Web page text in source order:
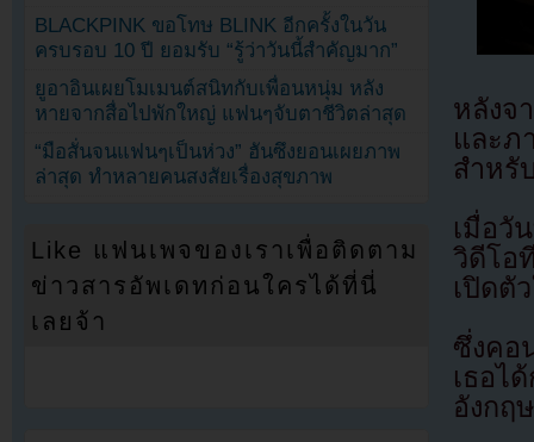
หลังจ
และภ
สำหรั
เมื่อวั
วิดีโอ
เปิดตั
ซึ่งคอ
เธอไ
อังกฤ
BLACKPINK ขอโทษ BLINK อีกครั้งในวัน
ครบรอบ 10 ปี ยอมรับ “รู้ว่าวันนี้สำคัญมาก”
ยูอาอินเผยโมเมนต์สนิทกับเพื่อนหนุ่ม หลัง
หายจากสื่อไปพักใหญ่ แฟนๆจับตาชีวิตล่าสุด
“มือสั่นจนแฟนๆเป็นห่วง” ฮันซึงยอนเผยภาพ
ล่าสุด ทำหลายคนสงสัยเรื่องสุขภาพ
Like แฟนเพจของเราเพื่อติดตาม
ข่าวสารอัพเดทก่อนใครได้ที่นี่
เลยจ้า